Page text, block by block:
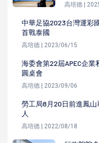
高培德 |
中華足協2023台灣運彩
首戰泰國
高培德 | 2023/06/15
海委會第22屆APEC企
圓桌會
高培德 | 2023/09/06
勞工局8月20日前進鳳
人
高培德 | 2022/08/18